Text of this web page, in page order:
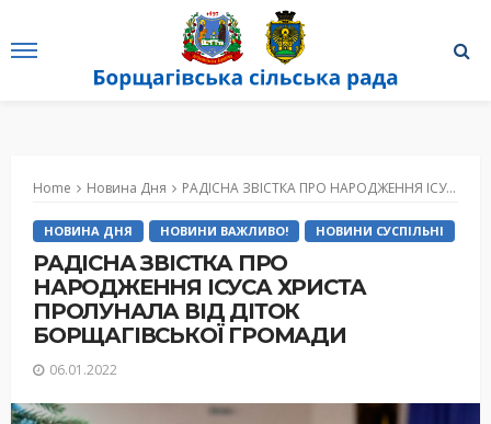
Home Новина Дня РАДІСНА ЗВІСТКА ПРО НАРОДЖЕННЯ ІСУСА ХРИСТА ПРОЛУНАЛА ВІД ДІТОК БОРЩАГІВСЬКОЇ ГРОМАДИ
НОВИНА ДНЯ НОВИНИ ВАЖЛИВО! НОВИНИ СУСПІЛЬНІ
РАДІСНА ЗВІСТКА ПРО
НАРОДЖЕННЯ ІСУСА ХРИСТА
ПРОЛУНАЛА ВІД ДІТОК
БОРЩАГІВСЬКОЇ ГРОМАДИ
06.01.2022